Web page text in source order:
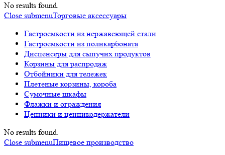
No results found.
Close submenuТорговые аксессуары
Гастроемкости из нержавеющей стали
Гастроемкости из поликарбоната
Диспенсеры для сыпучих продуктов
Корзины для распродаж
Отбойники для тележек
Плетеные корзины, короба
Сумочные шкафы
Флажки и ограждения
Ценники и ценникодержатели
No results found.
Close submenuПищевое производство